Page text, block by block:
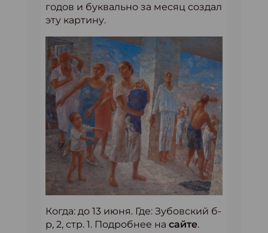
годов и буквально за месяц создал
эту картину.
Когда: до 13 июня. Где: Зубовский б-
р, 2, стр. 1. Подробнее на сайте.